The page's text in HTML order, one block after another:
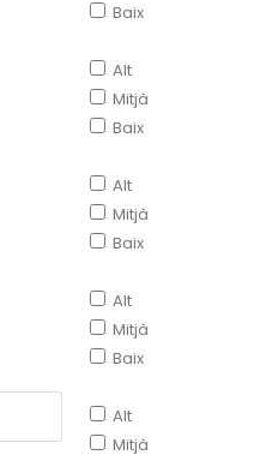
Baix
Alt
Mitjà
Baix
Alt
Mitjà
Baix
Alt
Mitjà
Baix
Alt
Mitjà